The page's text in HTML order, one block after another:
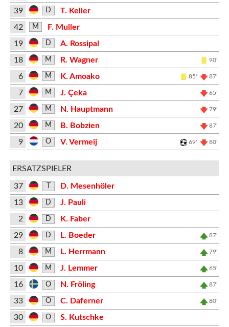
39
D
T. Keller
42
M
F. Muller
19
D
A. Rossipal
18
M R. Wagner 90'
6 M K. Amoako 85' 87'
7 M J. Çeka 65'
27 M N. Hauptmann 79'
20 M B. Bobzien 87'
9 O V. Vermeij 69' 80'
ERSATZSPIELER
37
D. Mesenhöler
13
D
J. Pauli
2
D
K. Faber
29
D L. Boeder 87'
8 M L. Herrmann 79'
10 M J. Lemmer 65'
16 O N. Fröling 87'
33 O C. Daferner 80'
30 O S. Kutschke